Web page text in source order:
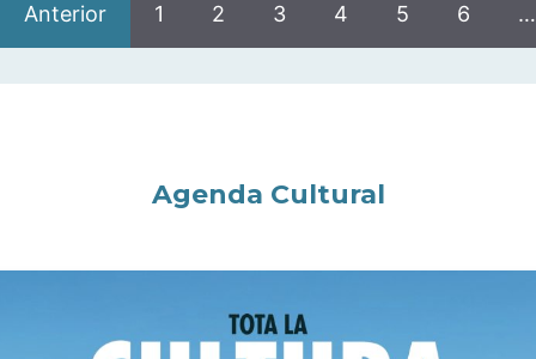
Anterior 1 2 3 4 5 6 …
Agenda Cultural